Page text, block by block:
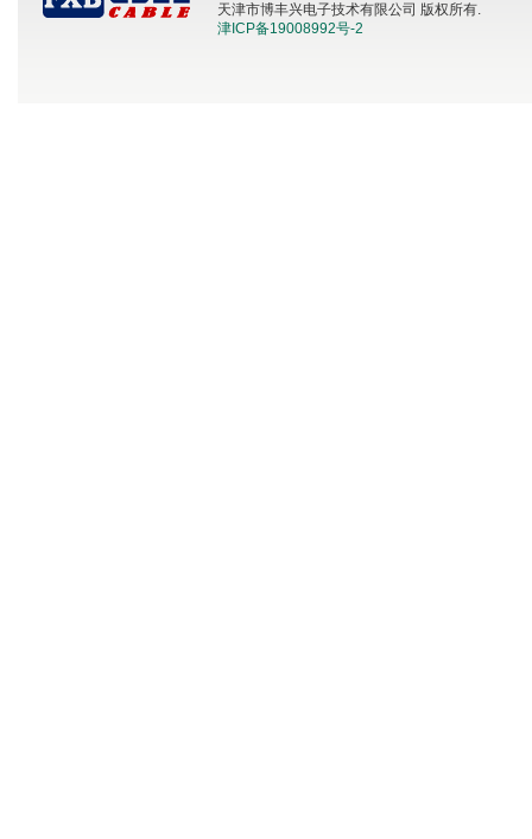
天津市博丰兴电子技术有限公司 版权所有.
津ICP备19008992号-2